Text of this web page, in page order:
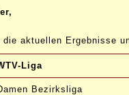
aktuellen Ergebnisse
Liga
Bezirksliga